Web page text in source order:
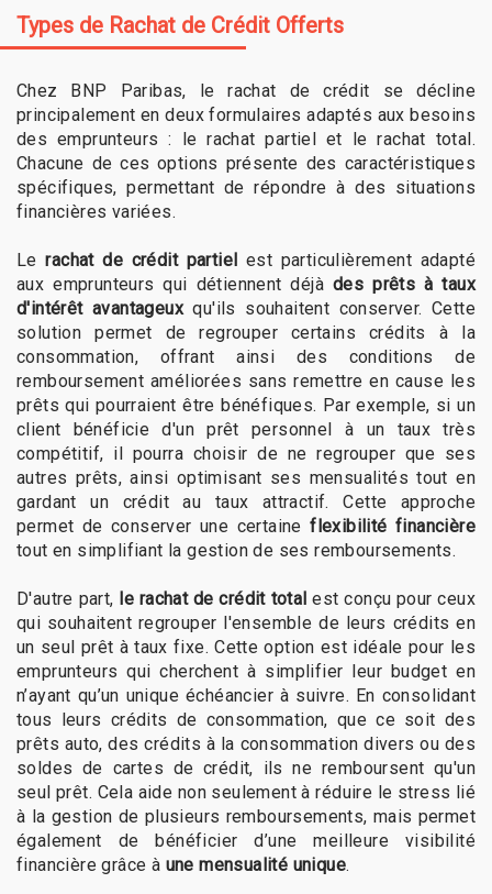
Types de Rachat de Crédit Offerts
Chez BNP Paribas, le rachat de crédit se décline
principalement en deux formulaires adaptés aux besoins
des emprunteurs : le rachat partiel et le rachat total.
Chacune de ces options présente des caractéristiques
spécifiques, permettant de répondre à des situations
financières variées.
Lerachat de crédit partiel est particulièrement adapté
aux emprunteurs qui détiennent déjàdes prêts à taux
d'intérêt avantageuxqu'ils souhaitent conserver. Cette
solution permet de regrouper certains crédits à la
consommation, offrant ainsi des conditions de
remboursement améliorées sans remettre en cause les
prêts qui pourraient être bénéfiques. Par exemple, si un
client bénéficie d'un prêt personnel à un taux très
compétitif, il pourra choisir de ne regrouper que ses
autres prêts, ainsi optimisant ses mensualités tout en
gardant un crédit au taux attractif. Cette approche
permet de conserver une certaineflexibilité financière
tout en simplifiant la gestion de ses remboursements.
D'autre part, le rachat de crédit total est conçu pour ceux
qui souhaitent regrouper l'ensemble de leurs crédits en
un seul prêt à taux fixe. Cette option est idéale pour les
emprunteurs qui cherchent à simplifier leur budget en
n’ayant qu’un unique échéancier à suivre. En consolidant
tous leurs crédits de consommation, que ce soit des
prêts auto, des crédits à la consommation divers ou des
soldes de cartes de crédit, ils ne remboursent qu'un
seul prêt. Cela aide non seulement à réduire le stress lié
à la gestion de plusieurs remboursements, mais permet
également de bénéficier d’une meilleure visibilité
financière grâce à une mensualité unique.